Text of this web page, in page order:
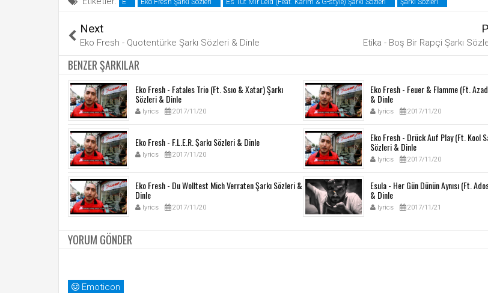
E Eko Fresh Şarkı Sözleri Es Tut Mir Leid (Feat. Karim & G-style) Şarkı Sözleri Şarkı Sözleri
Next
Eko Fresh - Quotentürke Şarkı Sözleri & Dinle Etika - Boş Bir Rapçi Şarkı
BENZER ŞARKILAR
Eko Fresh - Fatales Trio (Ft. Ssıo & Xatar) Şarkı
Sözleri & Dinle
lyrics 2017/11/20
Eko Fresh - Feuer & Flamme (Ft.
& Dinle
lyrics 2017/11/20
Eko Fresh - F.L.E.R. Şarkı Sözleri & Dinle
lyrics 2017/11/20
Eko Fresh - Drück Auf Play (Ft. Kool
Sözleri & Dinle
lyrics 2017/11/20
Eko Fresh - Du Wolltest Mich Verraten Şarkı Sözleri &
Dinle
lyrics 2017/11/20
Esula - Her Gün Dünün Aynısı (Ft.
& Dinle
lyrics 2017/11/21
YORUM GÖNDER
Emoticon